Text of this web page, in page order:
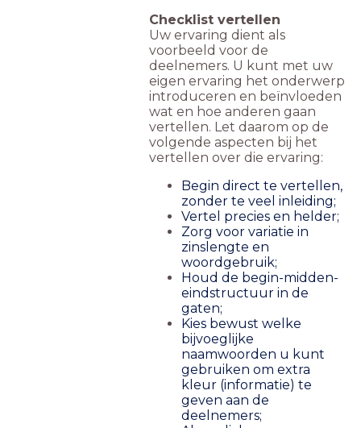
Checklist vertellen
Uw ervaring dient als
voorbeeld voor de
deelnemers. U kunt met uw
eigen ervaring het onderwerp
introduceren en beïnvloeden
wat en hoe anderen gaan
vertellen. Let daarom op de
volgende aspecten bij het
vertellen over die ervaring:
Begin direct te vertellen,
zonder te veel inleiding;
Vertel precies en helder;
Zorg voor variatie in
zinslengte en
woordgebruik;
Houd de begin-midden-
eindstructuur in de
gaten;
Kies bewust welke
bijvoeglijke
naamwoorden u kunt
gebruiken om extra
kleur (informatie) te
geven aan de
deelnemers;